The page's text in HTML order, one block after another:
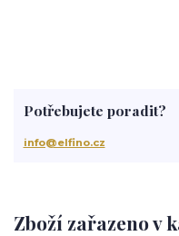
Zboží zařazeno v
Potřebujete poradit?
info@elfino.cz